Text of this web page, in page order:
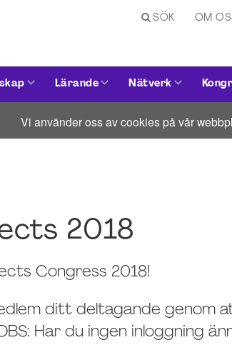
SÖK OM
Lärande Nätverk
Vi använder oss av cookies på vår
2018
Congress 2018!
ditt deltagande genom
Har du ingen inloggning